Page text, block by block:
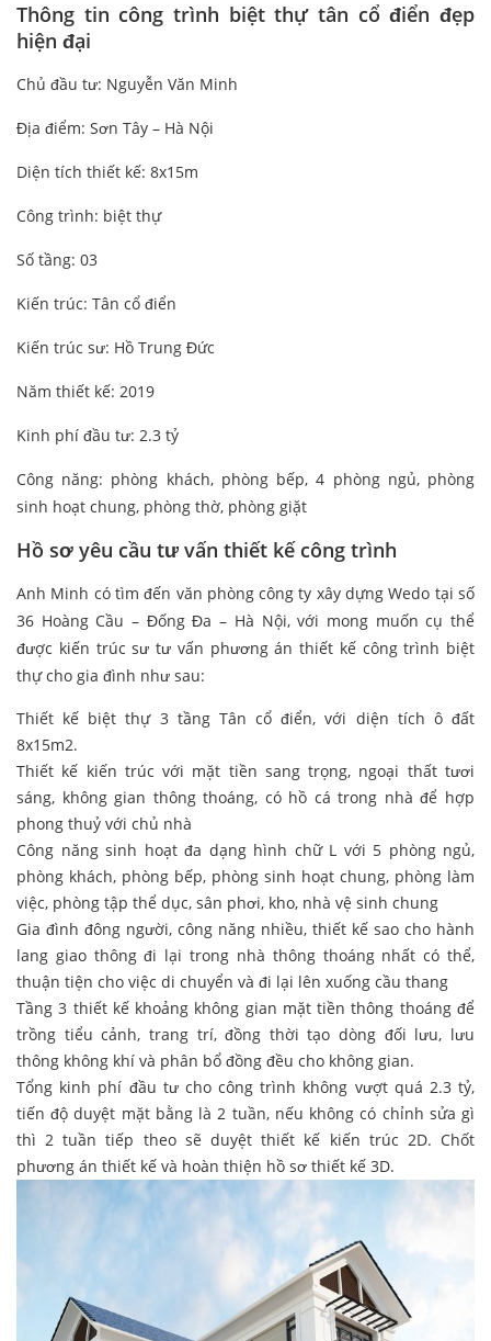
Thông tin công trình biệt thự tân cổ điển đẹp
hiện đại
Chủ đầu tư: Nguyễn Văn Minh
Địa điểm: Sơn Tây – Hà Nội
Diện tích thiết kế: 8x15m
Công trình: biệt thự
Số tầng: 03
Kiến trúc: Tân cổ điển
Kiến trúc sư: Hồ Trung Đức
Năm thiết kế: 2019
Kinh phí đầu tư: 2.3 tỷ
Công năng: phòng khách, phòng bếp, 4 phòng ngủ, phòng
sinh hoạt chung, phòng thờ, phòng giặt
Hồ sơ yêu cầu tư vấn thiết kế công trình
Anh Minh có tìm đến văn phòng công ty xây dựng Wedo tại số
36 Hoàng Cầu – Đống Đa – Hà Nội, với mong muốn cụ thể
được kiến trúc sư tư vấn phương án thiết kế công trình biệt
thự cho gia đình như sau:
Thiết kế biệt thự 3 tầng Tân cổ điển, với diện tích ô đất
8x15m2.
Thiết kế kiến trúc với mặt tiền sang trọng, ngoại thất tươi
sáng, không gian thông thoáng, có hồ cá trong nhà để hợp
phong thuỷ với chủ nhà
Công năng sinh hoạt đa dạng hình chữ L với 5 phòng ngủ,
phòng khách, phòng bếp, phòng sinh hoạt chung, phòng làm
việc, phòng tập thể dục, sân phơi, kho, nhà vệ sinh chung
Gia đình đông người, công năng nhiều, thiết kế sao cho hành
lang giao thông đi lại trong nhà thông thoáng nhất có thể,
thuận tiện cho việc di chuyển và đi lại lên xuống cầu thang
Tầng 3 thiết kế khoảng không gian mặt tiền thông thoáng để
trồng tiểu cảnh, trang trí, đồng thời tạo dòng đối lưu, lưu
thông không khí và phân bổ đồng đều cho không gian.
Tổng kinh phí đầu tư cho công trình không vượt quá 2.3 tỷ,
tiến độ duyệt mặt bằng là 2 tuần, nếu không có chỉnh sửa gì
thì 2 tuần tiếp theo sẽ duyệt thiết kế kiến trúc 2D. Chốt
phương án thiết kế và hoàn thiện hồ sơ thiết kế 3D.